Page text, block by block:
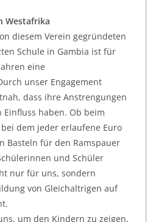
Westafrika
diesem Verein gegründeten
Schule in Gambia ist für
eine
unser Engagement
dass ihre Anstrengungen
haben. Ob beim
dem jeder erlaufene Euro
Basteln für den Ramspauer
und Schüler
nur für uns, sondern
von Gleichaltrigen auf
um den Kindern zu zeigen,